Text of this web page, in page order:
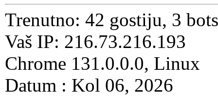
Trenutno: 42 gostiju, 3
Vaš IP: 216.73.216.193
Chrome 131.0.0.0, Linux
Datum : Kol 06, 2026